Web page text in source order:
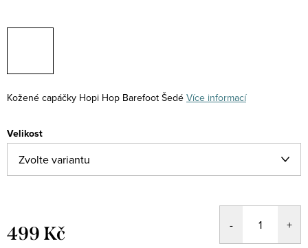
Kožené capáčky Hopi Hop Barefoot Šedé Více informací
Velikost
499 Kč